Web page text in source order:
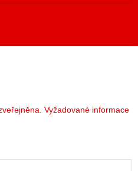
Vyžadované informace